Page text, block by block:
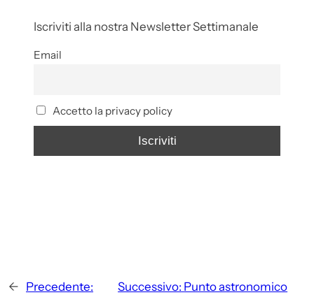
Iscriviti alla nostra Newsletter Settimanale
Email
Accetto la privacy policy
← Precedente:
Successivo: Punto astronomico